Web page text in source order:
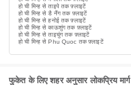
हो ची मिन्ह से ताइपे तक फ़्लाइटें
हो ची मिन्ह से डै नैंग तक फ़्लाइटें
हो ची मिन्ह से हनोई तक फ़्लाइटें
हो ची मिन्ह से काऊशुंग तक फ़्लाइटें
हो ची मिन्ह से ताइचुंग तक फ़्लाइटें
हो ची मिन्ह से Phu Quoc तक फ़्लाइटें
फुकेत के लिए शहर अनुसार लोकप्रिय मार्ग